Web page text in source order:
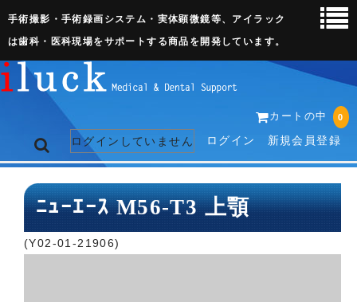
手術撮影・手術録画システム・実体顕微鏡等、アイラック
は歯科・医科現場をサポートする商品を開発しています。
カートの中 0
ログインしていません ログイン 新規会員登録
トップページ
ﾆｭｰｴｰｽ M56-T3 上顎
(Y02-01-21906)